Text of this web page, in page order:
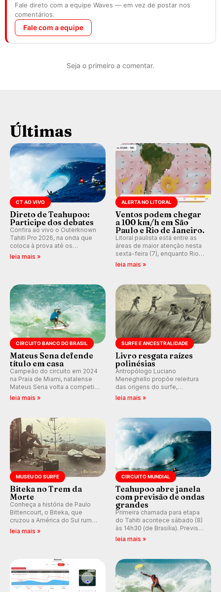
Fale direto com a equipe Waves — em vez de postar nos
comentários.
Fale com a equipe
Seja o primeiro a comentar.
Últimas
CT AO VIVO
Direto de Teahupoo:
Participe dos debates
Confira ao vivo o Outerknown
Tahiti Pro 2026, na onda que
coloca à prova até os
melhores surfistas do mundo.
leia mais »
ALERTA NO LITORAL
Ventos podem chegar
a 100 km/h em São
Paulo e Rio de Janeiro.
Litoral paulista está entre as
áreas de maior atenção nesta
sexta-feira (7), enquanto Rio
de Janeiro também recebe
km/h em Itanhaém.
leia mais »
CIRCUITO BANCO DO BRASIL
Mateus Sena defende
título em casa
Campeão do circuito em 2024
na Praia de Miami, natalense
Mateus Sena volta a competir
em casa em busca de manter a
leia mais »
SURFE E ANCESTRALIDADE
Livro resgata raízes
polinésias
Antropólogo Luciano
Meneghello propõe releitura
das origens do surfe,
resgatando a cultura polinésia
prática em esporte e indústria.
leia mais »
MUSEU DO SURFE
Biteka no Trem da
Morte
Conheça a história de Paulo
Bittencourt, o Biteka, que
cruzou a América do Sul rumo
ao Pacífico em uma jornada
leia mais »
CIRCUITO MUNDIAL
Teahupoo abre janela
com previsão de ondas
grandes
Primeira chamada para etapa
do Tahiti acontece sábado (8)
às 14h30 (de Brasília). Previsão
indica swell consistente.
Kelly Slater convidado.
leia mais »